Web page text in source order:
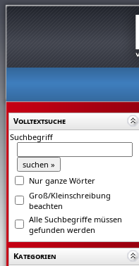
Volltextsuche
Suchbegriff
Nur ganze Wörter
Groß/Kleinschreibung
beachten
Alle Suchbegriffe müssen
gefunden werden
Kategorien